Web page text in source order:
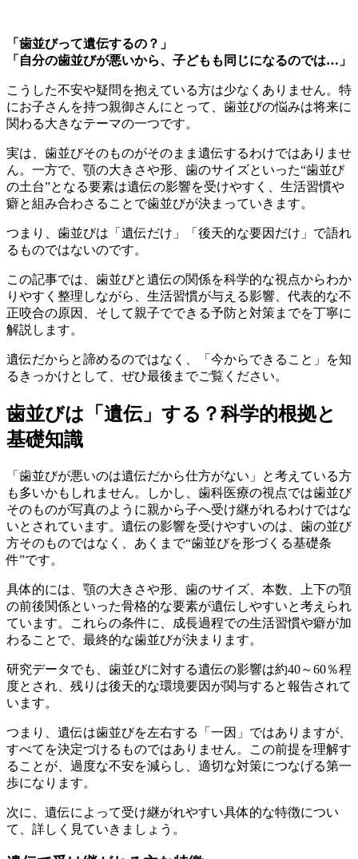
「歯並びって遺伝するの？」
「自分の歯並びが悪いから、子どもも同じになるのでは…」
こうした不安や疑問を抱えている方は少なくありません。特
にお子さんを持つ親御さんにとって、歯並びの悩みは将来に
関わる大きなテーマの一つです。
実は、歯並びそのものがそのまま遺伝するわけではありませ
ん。一方で、顎の大きさや形、歯のサイズといった“歯並び
の土台”となる要素は遺伝の影響を受けやすく、生活習慣や
癖と組み合わさることで歯並びが決まっていきます。
つまり、歯並びは「遺伝だけ」「後天的な要因だけ」で語れ
るものではないのです。
この記事では、歯並びと遺伝の関係を科学的な視点からわか
りやすく整理しながら、生活習慣が与える影響、代表的な不
正咬合の原因、そして親子でできる予防と対策までを丁寧に
解説します。
遺伝だからと諦めるのではなく、「今からできること」を知
るきっかけとして、ぜひ最後までご覧ください。
歯並びは「遺伝」する？科学的根拠と
基礎知識
「歯並びが悪いのは遺伝だから仕方がない」と考えている方
も多いかもしれません。しかし、歯科医療の視点では歯並び
そのものが写真のように親から子へ受け継がれるわけではな
いとされています。遺伝の影響を受けやすいのは、歯の並び
方そのものではなく、あくまで“歯並びを形づくる基礎条
件”です。
具体的には、顎の大きさや形、歯のサイズ、本数、上下の顎
の前後関係といった骨格的な要素が遺伝しやすいと考えられ
ています。これらの条件に、成長過程での生活習慣や癖が加
わることで、最終的な歯並びが決まります。
研究データでも、歯並びに対する遺伝の影響は約40～60％程
度とされ、残りは後天的な環境要因が関与すると報告されて
います。
つまり、遺伝は歯並びを左右する「一因」ではありますが、
すべてを決定づけるものではありません。この前提を理解す
ることが、過度な不安を減らし、適切な対策につなげる第一
歩になります。
次に、遺伝によって受け継がれやすい具体的な特徴につい
て、詳しく見ていきましょう。